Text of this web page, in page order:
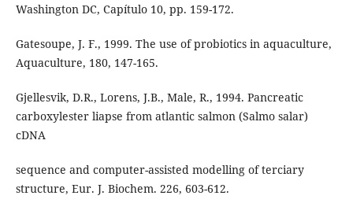
Washington DC, Capítulo 10, pp. 159-172.
Gatesoupe, J. F., 1999. The use of probiotics in aquaculture,
Aquaculture, 180, 147-165.
Gjellesvik, D.R., Lorens, J.B., Male, R., 1994. Pancreatic
carboxylester liapse from atlantic salmon (Salmo salar)
cDNA
sequence and computer-assisted modelling of terciary
structure, Eur. J. Biochem. 226, 603-612.